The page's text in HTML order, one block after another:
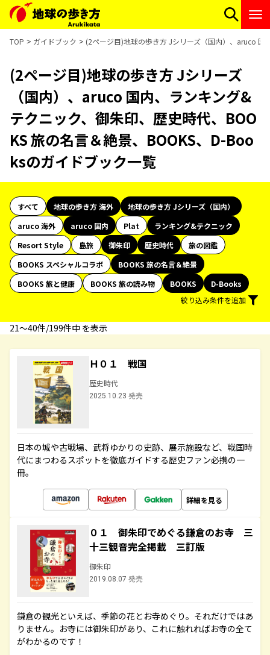
TOP ガイドブック (2ページ目)地球の歩き方 Jシリーズ（国内）、aruco
(2ページ目)地球の歩き方 Jシリーズ
（国内）、aruco 国内、ランキング&
テクニック、御朱印、歴史時代、BOO
KS 旅の名言＆絶景、BOOKS、D-Boo
ksのガイドブック一覧
すべて 地球の歩き方 海外
地球の歩き方 Jシリーズ（国内）
aruco 海外
aruco 国内 Plat
ランキング&テクニック
Resort Style
島旅 御朱印 歴史時代
旅の図鑑
BOOKS スペシャルコラボ
BOOKS 旅の名言＆絶景
BOOKS 旅と健康
BOOKS 旅の読み物 BOOKS
D-Books
絞り込み条件を追加
21〜40件/199件中 を表示
Ｈ０１ 戦国
歴史時代
2025.10.23 発売
日本の城や古戦場、武将ゆかりの史跡、展示施設など、戦国時
代にまつわるスポットを徹底ガイドする歴史ファン必携の一
冊。
詳細を見る
０１ 御朱印でめぐる鎌倉のお寺 三
十三観音完全掲載 三訂版
御朱印
2019.08.07 発売
鎌倉の観光といえば、季節の花とお寺めぐり。それだけではあ
りません。お寺には御朱印があり、これに触れればお寺の全て
がわかるのです！